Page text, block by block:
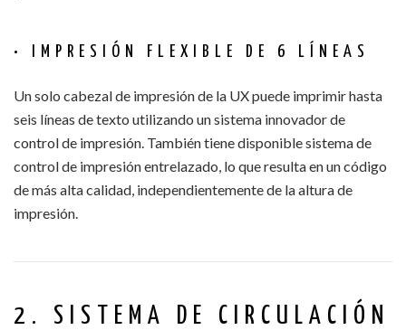
• IMPRESIÓN FLEXIBLE DE 6 LÍNEAS
Un solo cabezal de impresión de la UX puede imprimir hasta
seis líneas de texto utilizando un sistema innovador de
control de impresión. También tiene disponible sistema de
control de impresión entrelazado, lo que resulta en un código
de más alta calidad, independientemente de la altura de
impresión.
2. SISTEMA DE CIRCULACIÓN